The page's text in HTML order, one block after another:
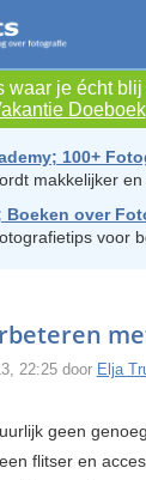
waar je écht
Doeboek
100+
makkelijker
Boeken over
voor
22:25 door Elja
geen
flitser en